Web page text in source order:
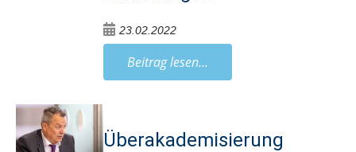
23.02.2022
Beitrag lesen...
Überakademisierung